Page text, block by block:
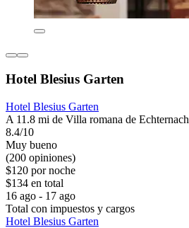
Hotel Blesius Garten
Hotel Blesius Garten
A 11.8 mi de Villa romana de Echternach
8.4/10
Muy bueno
(200 opiniones)
$120 por noche
$134 en total
16 ago - 17 ago
Total con impuestos y cargos
Hotel Blesius Garten